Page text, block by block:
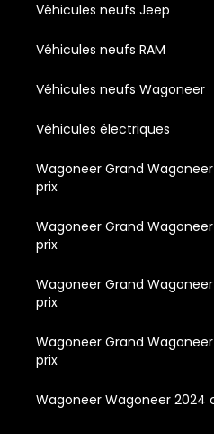
Véhicules neufs Jeep
Véhicules neufs RAM
Véhicules neufs Wagoneer
Véhicules électriques
Wagoneer Grand
prix
Wagoneer Grand
prix
Wagoneer Grand
prix
Wagoneer Grand
prix
Wagoneer Wagoneer